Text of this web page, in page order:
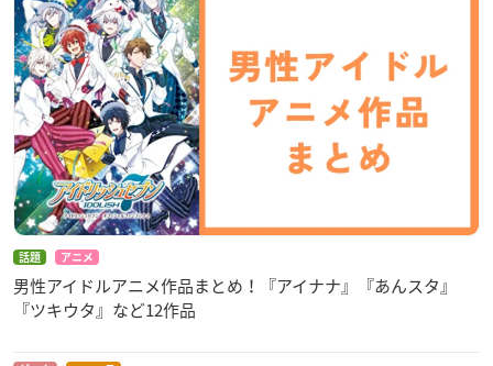
話題 アニメ
男性アイドルアニメ作品まとめ！『アイナナ』『あんスタ』
『ツキウタ』など12作品